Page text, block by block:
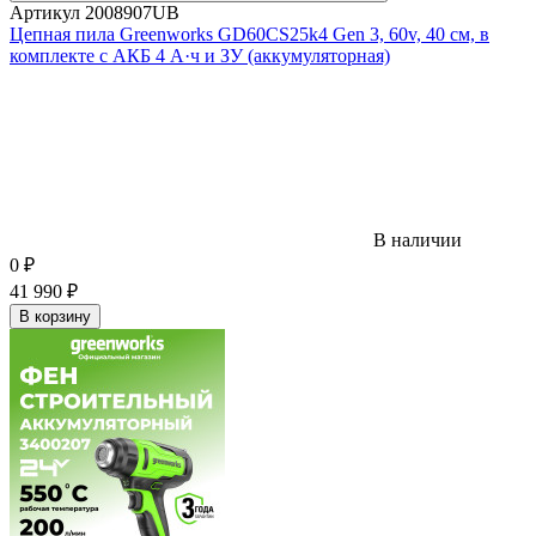
Артикул 2008907UB
Цепная пила Greenworks GD60CS25k4 Gen 3, 60v, 40 см, в
комплекте с АКБ 4 А·ч и ЗУ (аккумуляторная)
В наличии
0 ₽
41 990 ₽
В корзину